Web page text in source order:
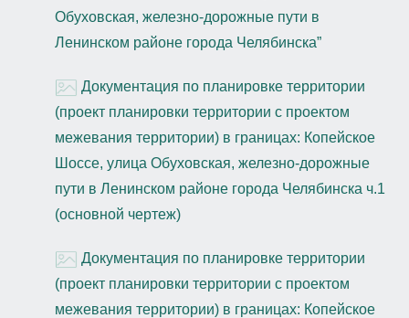
Обуховская, железно-дорожные пути в
Ленинском районе города Челябинска”
Документация по планировке территории
(проект планировки территории с проектом
межевания территории) в границах: Копейское
Шоссе, улица Обуховская, железно-дорожные
пути в Ленинском районе города Челябинска ч.1
(основной чертеж)
Документация по планировке территории
(проект планировки территории с проектом
межевания территории) в границах: Копейское